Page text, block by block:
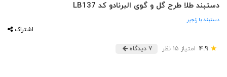
دستبند طلا طرح گل و گوی البرنادو کد LB137
دستبند با زنجیر
اشتراک
★
4.9 امتیاز 15 نظر 7 دیدگاه